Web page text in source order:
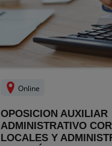
Online
OPOSICION AUXILIAR
ADMINISTRATIVO
LOCALES Y